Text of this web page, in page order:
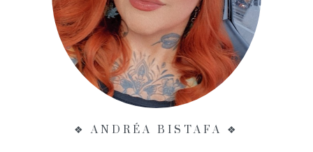
❖ ANDRÉA BISTAFA ❖